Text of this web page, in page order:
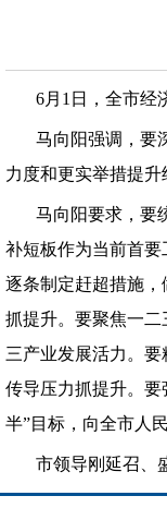
6月1日，全市经
马向阳强调，要
力度和更实举措提
马向阳要求，要
补短板作为当前首
逐条制定赶超措施
抓提升。要聚焦一
三产业发展活力。
传导压力抓提升。
半”目标，向全市人
市领导刚延召、